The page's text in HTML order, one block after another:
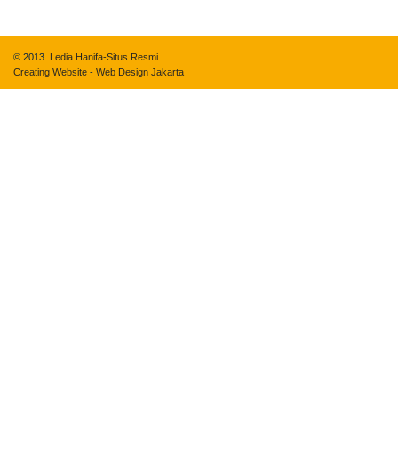
© 2013. Ledia Hanifa-Situs Resmi
Creating Website - Web Design Jakarta